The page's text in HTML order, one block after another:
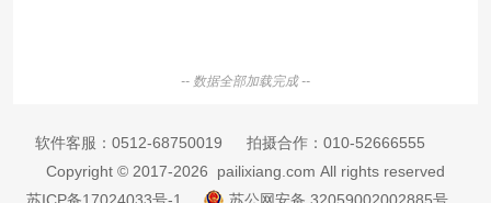
-- 数据全部加载完成 --
软件客服： 0512-68750019 拍摄合作： 010-52666555
Copyright © 2017-2026 pailixiang.com All rights reserved
苏ICP备17024033号-1
苏公网安备 32059002002885号